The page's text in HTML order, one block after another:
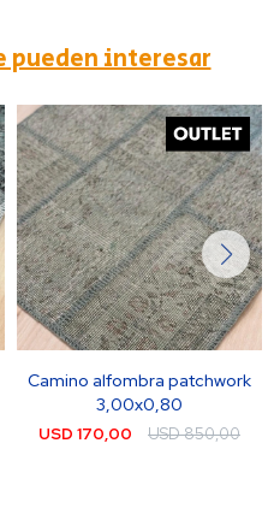
pueden interesar
Camino alfombra patchwork
3,00x0,80
USD 170,00 USD850,00